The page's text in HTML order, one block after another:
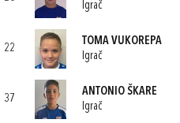
Igrač
22
TOMA VUKOREPA
Igrač
37
ANTONIO ŠKARE
Igrač